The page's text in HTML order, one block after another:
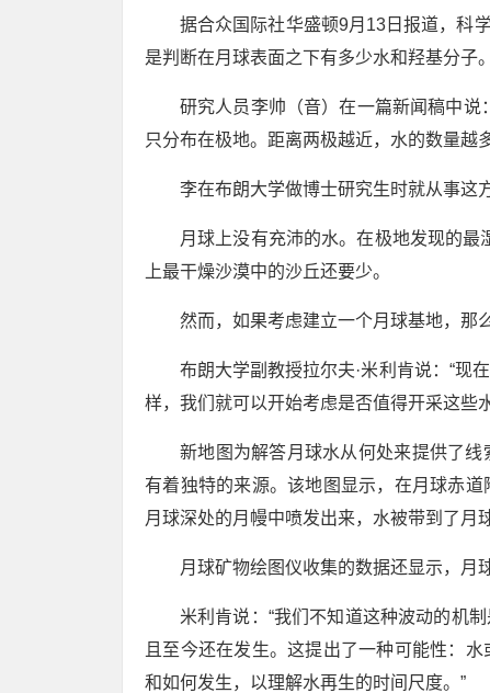
据合众国际社华盛顿9月13日报道，科
是判断在月球表面之下有多少水和羟基分子。
研究人员李帅（音）在一篇新闻稿中说
只分布在极地。距离两极越近，水的数量越
李在布朗大学做博士研究生时就从事这
月球上没有充沛的水。在极地发现的
上最干燥沙漠中的沙丘还要少。
然而，如果考虑建立一个月球基地，那
布朗大学副教授拉尔夫·米利肯说：“现
样，我们就可以开始考虑是否值得开采这些
新地图为解答月球水从何处来提供了
有着独特的来源。该地图显示，在月球赤
月球深处的月幔中喷发出来，水被带到了月
月球矿物绘图仪收集的数据还显示，月
米利肯说：“我们不知道这种波动的机
且至今还在发生。这提出了一种可能性：
和如何发生，以理解水再生的时间尺度。”